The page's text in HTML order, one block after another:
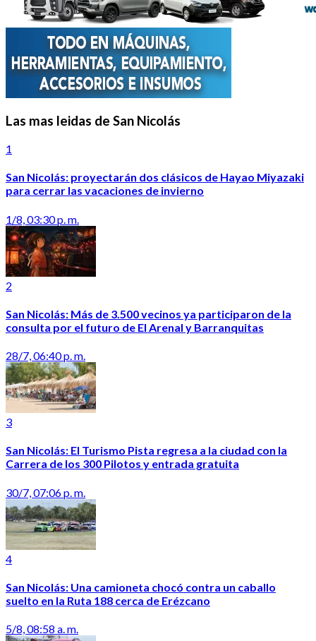
Las mas leidas de San Nicolás
1
San Nicolás: proyectarán dos clásicos de Hayao Miyazaki
para cerrar las vacaciones de invierno
1/8, 03:30 p. m.
2
San Nicolás: Más de 3.500 vecinos ya participaron de la
consulta por el futuro de El Arenal y Barranquitas
28/7, 06:40 p. m.
3
San Nicolás: El Turismo Pista regresa a la ciudad con la
Carrera de los 300 Pilotos y entrada gratuita
30/7, 07:06 p. m.
4
San Nicolás: Una camioneta chocó contra un caballo
suelto en la Ruta 188 cerca de Erézcano
5/8, 08:58 a. m.